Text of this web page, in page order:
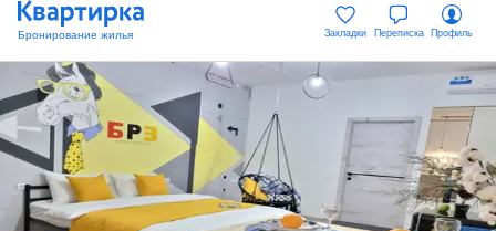
Закладки Переписка Профиль